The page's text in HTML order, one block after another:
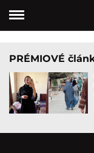
PRÉMIOVÉ